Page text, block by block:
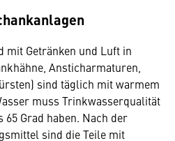
mit Getränken und Luft in
Ansticharmaturen,
sind täglich mit warmem
muss Trinkwasserqualität
Grad haben. Nach der
sind die Teile mit